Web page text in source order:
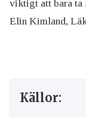
viktigt att bara ta
Elin Kimland,
Källor: